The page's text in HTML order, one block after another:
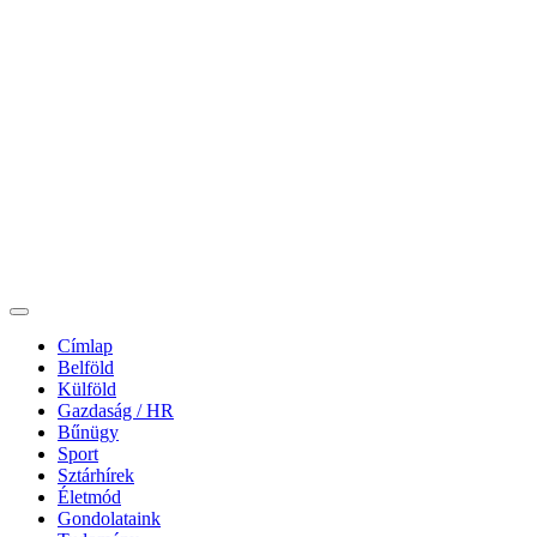
Címlap
Belföld
Külföld
Gazdaság / HR
Bűnügy
Sport
Sztárhírek
Életmód
Gondolataink